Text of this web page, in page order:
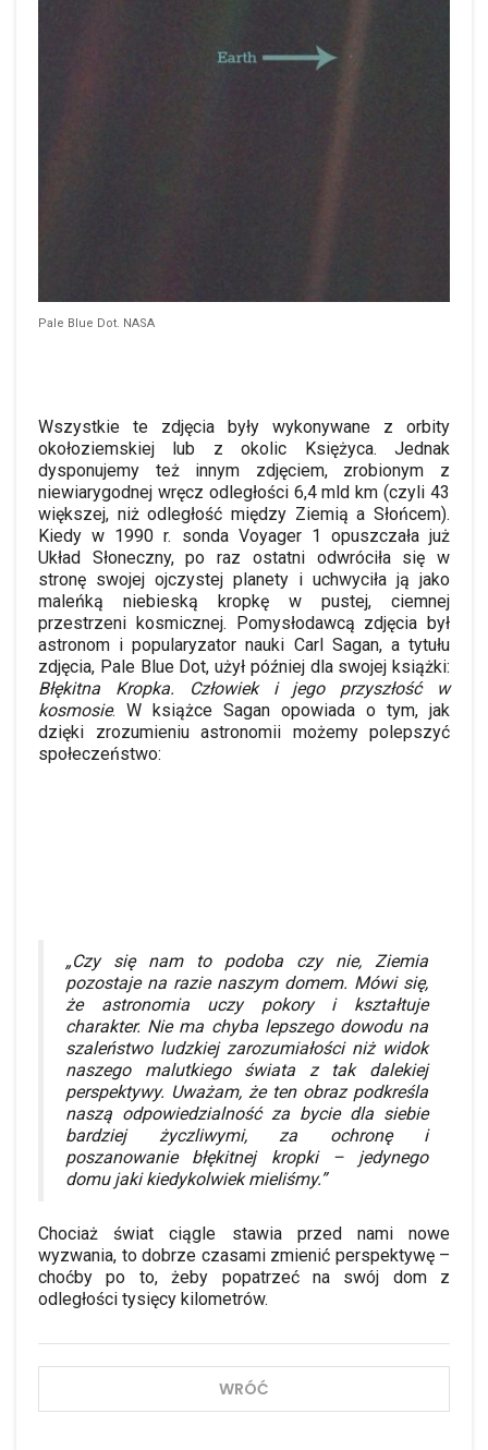
Pale Blue Dot. NASA
Wszystkie te zdjęcia były wykonywane z orbity
okołoziemskiej lub z okolic Księżyca. Jednak
dysponujemy też innym zdjęciem, zrobionym z
niewiarygodnej wręcz odległości 6,4 mld km (czyli 43
większej, niż odległość między Ziemią a Słońcem).
Kiedy w 1990 r. sonda Voyager1 opuszczała już
Układ Słoneczny, po raz ostatni odwróciła się w
stronę swojej ojczystej planety i uchwyciła ją jako
maleńką niebieską kropkę w pustej, ciemnej
przestrzeni kosmicznej. Pomysłodawcą zdjęcia był
astronom i popularyzator nauki Carl Sagan, a tytułu
zdjęcia, Pale Blue Dot, użył później dla swojej książki:
Błękitna Kropka. Człowiek i jego przyszłość w
kosmosie. W książce Sagan opowiada o tym, jak
dzięki zrozumieniu astronomii możemy polepszyć
społeczeństwo:
„Czy się nam to podoba czy nie, Ziemia
pozostaje na razie naszym domem. Mówi się,
że astronomia uczy pokory i kształtuje
charakter. Nie ma chyba lepszego dowodu na
szaleństwo ludzkiej zarozumiałości niż widok
naszego malutkiego świata z tak dalekiej
perspektywy. Uważam, że ten obraz podkreśla
naszą odpowiedzialność za bycie dla siebie
bardziej życzliwymi, za ochronę i
poszanowanie błękitnej kropki – jedynego
domu jaki kiedykolwiek mieliśmy.”
Chociaż świat ciągle stawia przed nami nowe
wyzwania, to dobrze czasami zmienić perspektywę –
choćby po to, żeby popatrzeć na swój dom z
odległości tysięcy kilometrów.
WRÓĆ